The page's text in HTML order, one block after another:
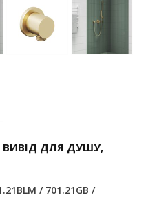
ВИВІД ДЛЯ ДУШУ,
/ 701.21GB /